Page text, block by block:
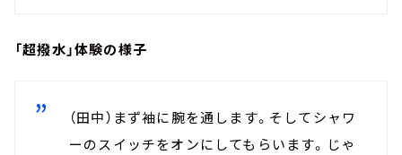
「超撥水」体験の様子
（田中）まず袖に腕を通します。そしてシャワ
ーのスイッチをオンにしてもらいます。じゃ